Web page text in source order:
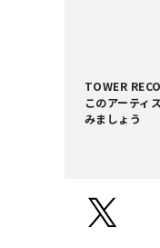
TOWER
このアーティ
みましょう